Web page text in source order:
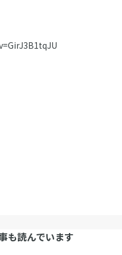
も読んでいます